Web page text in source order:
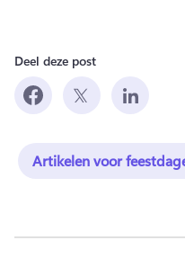
Deel deze post
Artikelen voor